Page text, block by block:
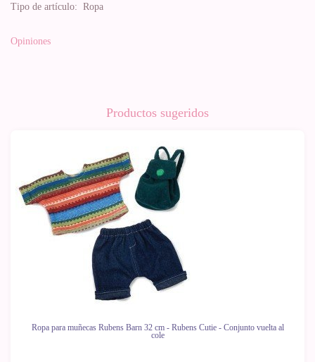
Tipo de artículo: Ropa
Opiniones
Productos sugeridos
Ropa para muñecas Rubens Barn 32 cm - Rubens Cutie - Conjunto vuelta al
cole